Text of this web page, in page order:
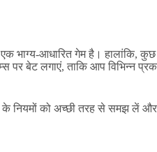
यह एक भाग्य-आधारित गेम है।
पर बेट लगाएं, ताकि आप विभिन्न
के नियमों को अच्छी तरह से समझ लें